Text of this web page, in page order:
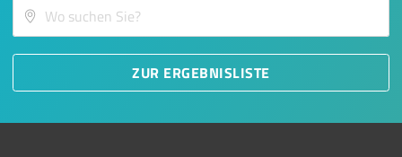
ZUR ERGEBNISLISTE